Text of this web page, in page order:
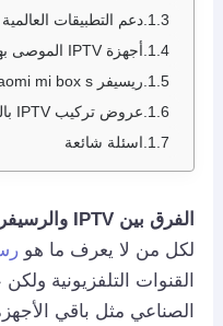
دعم التطبيقات العالمية
أجهزة IPTV الموصى بها
ريسيفر Xiaomi mi box s
عروض تركيب IPTV بالكويت
اسئلة شائعة
الفرق بين IPTV والرسيفر التقليدي
لكل من لا يعرف ما هو
القنوات التلفزيونية
الصناعي مثل باقي